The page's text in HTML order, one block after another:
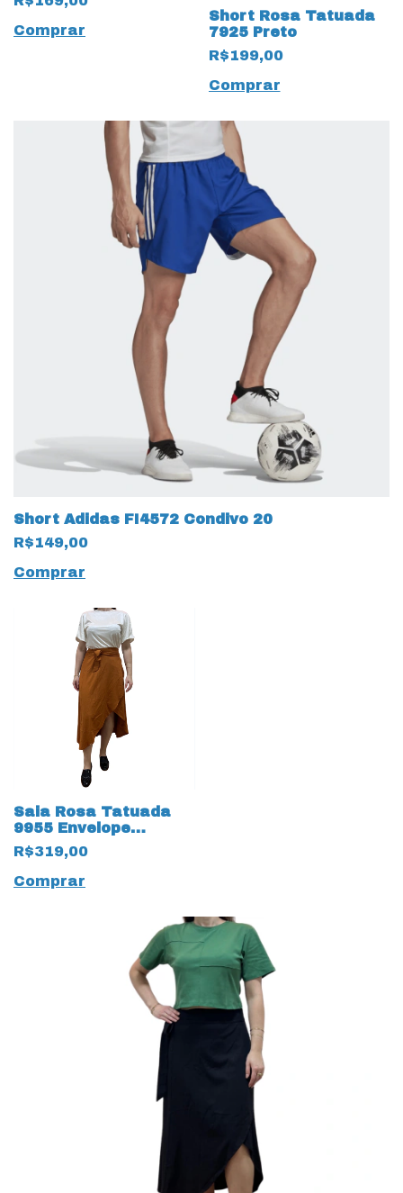
Comprar
Short Rosa Tatuada
7925 Preto
R$199,00
Comprar
Short Adidas FI4572 Condivo 20
R$149,00
Comprar
Saia Rosa Tatuada
9955 Envelope
Viscose Bronze
R$319,00
Comprar